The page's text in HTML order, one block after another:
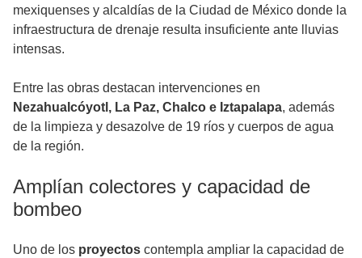
mexiquenses y alcaldías de la Ciudad de México donde la
infraestructura de drenaje resulta insuficiente ante lluvias
intensas.
Entre las obras destacan intervenciones en
Nezahualcóyotl, La Paz, Chalco e Iztapalapa, además
de la limpieza y desazolve de 19 ríos y cuerpos de agua
de la región.
Amplían colectores y capacidad de
bombeo
Uno de los proyectos contempla ampliar la capacidad de